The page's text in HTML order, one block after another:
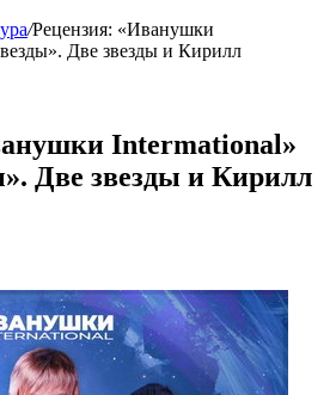
/Рецензия: «Иванушки
Две звезды и Кирилл
Intermational»
Две звезды и Кирилл